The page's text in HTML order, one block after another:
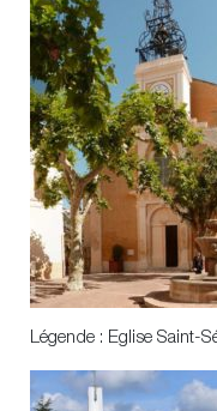
Légende : Eglise Saint-